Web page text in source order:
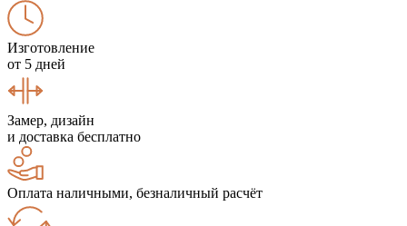
Изготовление
от 5 дней
Замер, дизайн
и доставка бесплатно
Оплата наличными, безналичный расчёт